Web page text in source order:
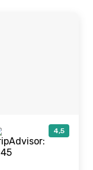
4,5